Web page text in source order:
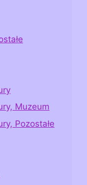
Muzeum
Pozostałe